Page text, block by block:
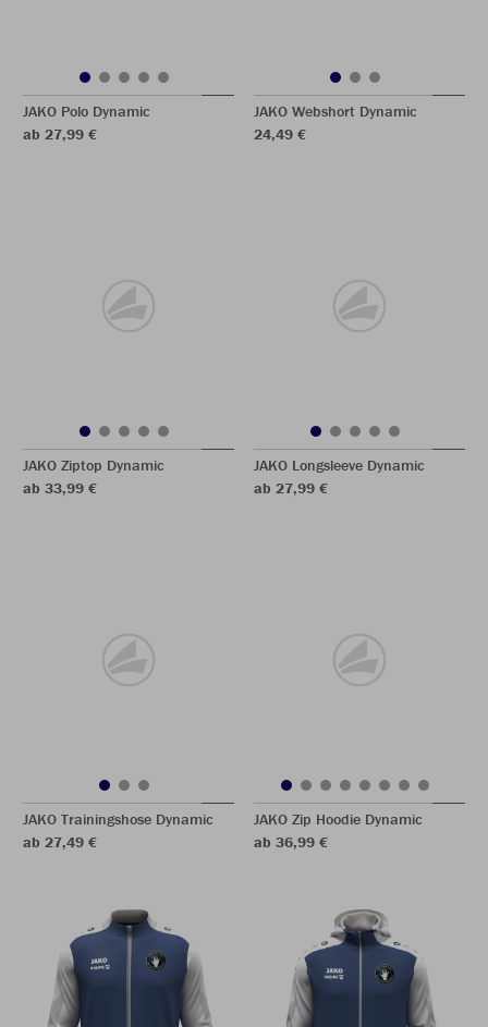
JAKO Polo Dynamic
ab 27,99 €
JAKO Webshort Dynamic
24,49 €
JAKO Ziptop Dynamic
ab 33,99 €
JAKO Longsleeve Dynamic
ab 27,99 €
JAKO Trainingshose Dynamic
ab 27,49 €
JAKO Zip Hoodie Dynamic
ab 36,99 €